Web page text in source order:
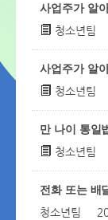
사업주가 알
청소년팀
사업주가 알
청소년팀
만 나이 통일
청소년팀
전화 또는 배
청소년팀